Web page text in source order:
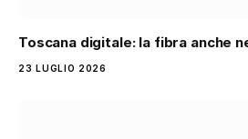
Toscana digitale: la fibra anche
23 LUGLIO 2026